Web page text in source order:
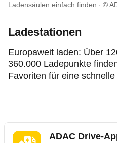
Ladensäulen einfach finden ©
Ladestationen
Europaweit laden: Über
360.000 Ladepunkte
Favoriten für eine
ADAC Drive-